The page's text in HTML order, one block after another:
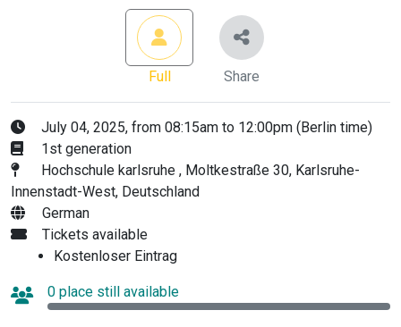
Full Share
July 04, 2025, from 08:15am to 12:00pm (Berlin time)
1st generation
Hochschule karlsruhe , Moltkestraße 30, Karlsruhe-
Innenstadt-West, Deutschland
German
Tickets available
Kostenloser Eintrag
0 place still available